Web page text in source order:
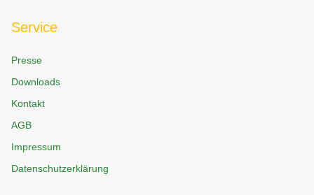
Service
Presse
Downloads
Kontakt
AGB
Impressum
Datenschutzerklärung